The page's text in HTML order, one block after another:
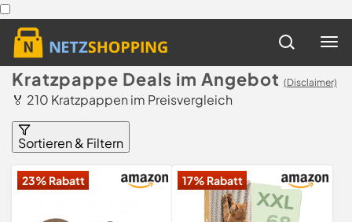
Kratzpappe Deals im Angebot (Disclaimer)
🏅 210 Kratzpappen im Preisvergleich
Sortieren & Filtern
23% Rabatt 17% Rabatt